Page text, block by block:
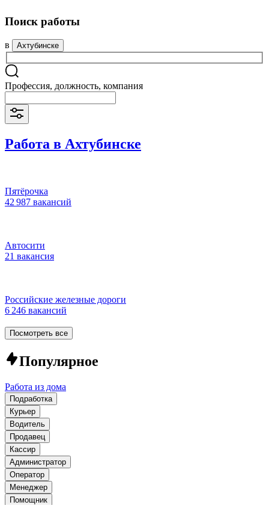
Поиск работы
в Ахтубинске
Профессия, должность, компания
Работа в Ахтубинске
Пятёрочка
42 987 вакансий
Автосити
21 вакансия
Российские железные дороги
6 246 вакансий
Посмотреть все
Популярное
Работа из дома
Подработка
Курьер
Водитель
Продавец
Кассир
Администратор
Оператор
Менеджер
Помощник